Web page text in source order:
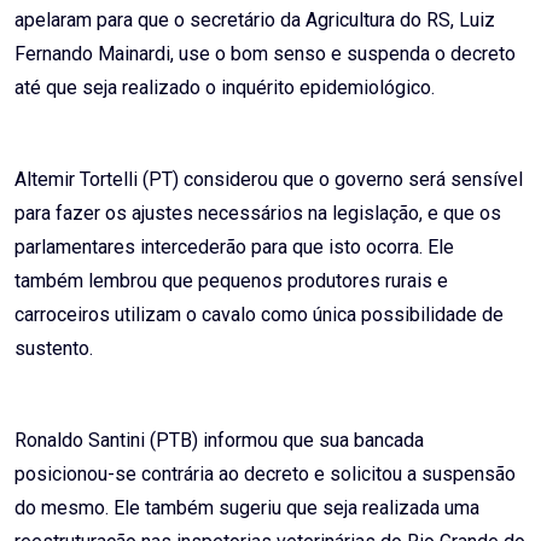
apelaram para que o secretário da Agricultura do RS, Luiz
Fernando Mainardi, use o bom senso e suspenda o decreto
até que seja realizado o inquérito epidemiológico.
Altemir Tortelli (PT) considerou que o governo será sensível
para fazer os ajustes necessários na legislação, e que os
parlamentares intercederão para que isto ocorra. Ele
também lembrou que pequenos produtores rurais e
carroceiros utilizam o cavalo como única possibilidade de
sustento.
Ronaldo Santini (PTB) informou que sua bancada
posicionou-se contrária ao decreto e solicitou a suspensão
do mesmo. Ele também sugeriu que seja realizada uma